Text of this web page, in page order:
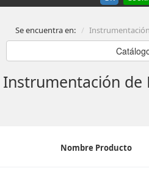
Se encuentra en:
Instrumentación de
Nombre Producto